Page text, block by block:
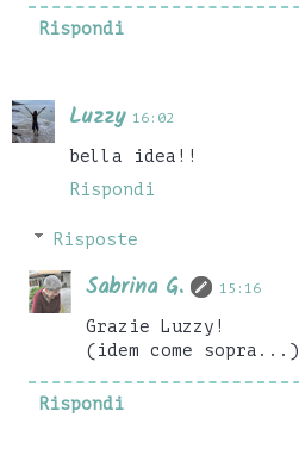
Rispondi
Luzzy 16:02
bella idea!!
Rispondi
Risposte
Sabrina G. 15:16
Grazie Luzzy!
(idem come sopra...)
Rispondi